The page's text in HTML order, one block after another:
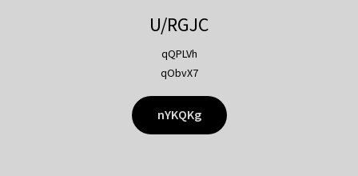
U/RGJC
qQPLVh
qObvX7
nYKQKg